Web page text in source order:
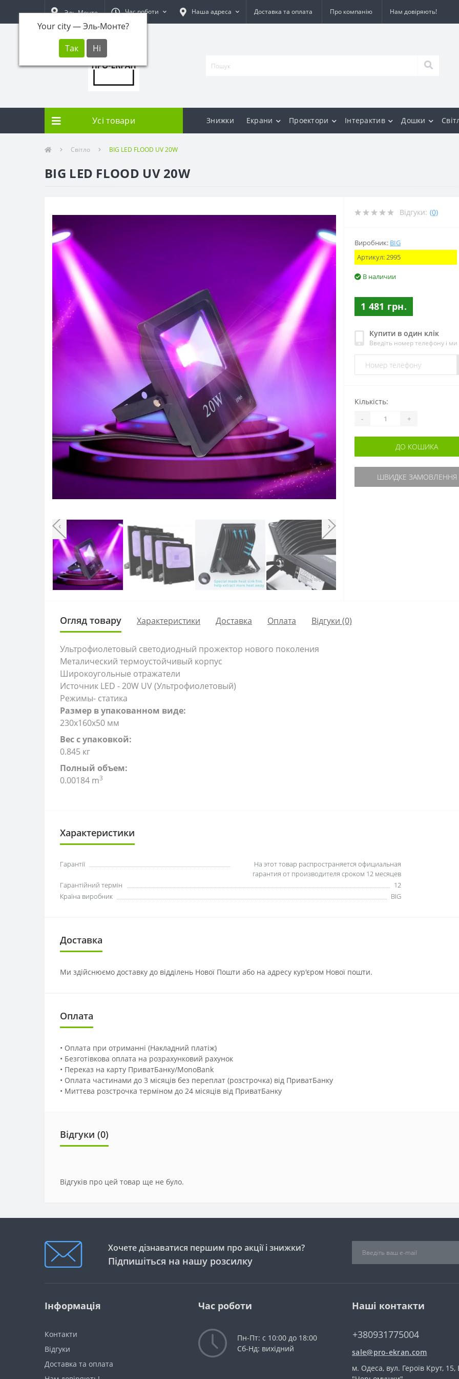
Эль-Монте
Your city —Эль-Монте?
Час роботи Наша адреса Доставка та оплата Про компанію Нам довіряють!
Усі товари Знижки Екрани Проектори Інтерактив Дошки
Світло BIG LED FLOOD UV 20W
BIG LED FLOOD UV 20W
‹ ›
Відгуки: (0)
Виробник: BIG
Артикул:2995
В наличии
1 481 грн.
Купити в один клік
Введіть номер телефону і
Кількість:
- +
ДО КОШИКА
ШВИДКЕ ЗАМОВЛЕННЯ
Огляд товару Характеристики Доставка Оплата Відгуки (0)
Ультрофиолетовый светодиодный прожектор нового поколения
Металический термоустойчивый корпус
Широкоугольные отражатели
Источник LED - 20W UV (Ультрофиолетовый)
Режимы- статика
Размер в упакованном виде:
230x160x50 мм
Вес с упаковкой:
0.845 кг
Полный объем:
0.00184 m3
Характеристики
Гарантії
На этот товар распространяется официальная
гарантия от производителя сроком 12 месяцев
Гарантійний термін
12
Країна виробник
BIG
Доставка
Ми здійснюємо доставку до відділень Нової Пошти або на адресу кур'єром Нової пошти.
Оплата
• Оплата при отриманні (Накладний платіж)
• Безготівкова оплата на розрахунковий рахунок
• Переказ на карту ПриватБанку/MonoBank
• Оплата частинами до 3 місяців без переплат (розстрочка) від ПриватБанку
• Миттєва розстрочка терміном до 24 місяців від ПриватБанку
Відгуки (0)
Відгуків про цей товар ще не було.
Хочете дізнаватися першим про акції і знижки?
Підпишіться на нашу розсилку
Інформація
Контакти
Відгуки
Доставка та оплата
Час роботи
Пн-Пт: с 10:00 до 18:00
Сб-Нд: вихідний
Наші контакти
+380931775004
sale@pro-ekran.com
м. Одеса, вул. Героїв Крут, 15,